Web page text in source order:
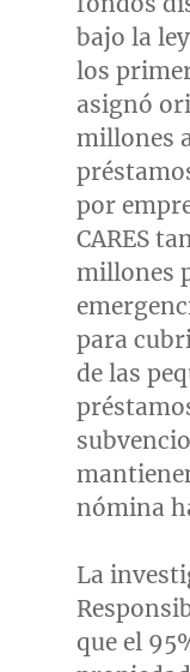
bajo la
los
asignó
millones
por
CARES
millones
para
de las
nómina
La
que el